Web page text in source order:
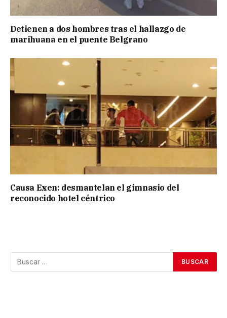
Detienen a dos hombres tras el hallazgo de
marihuana en el puente Belgrano
Causa Exen: desmantelan el gimnasio del
reconocido hotel céntrico